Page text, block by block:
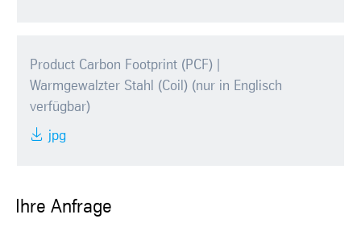
Product Carbon Footprint (PCF) |
Warmgewalzter Stahl (Coil) (nur in Englisch
verfügbar)
jpg
Ihre Anfrage